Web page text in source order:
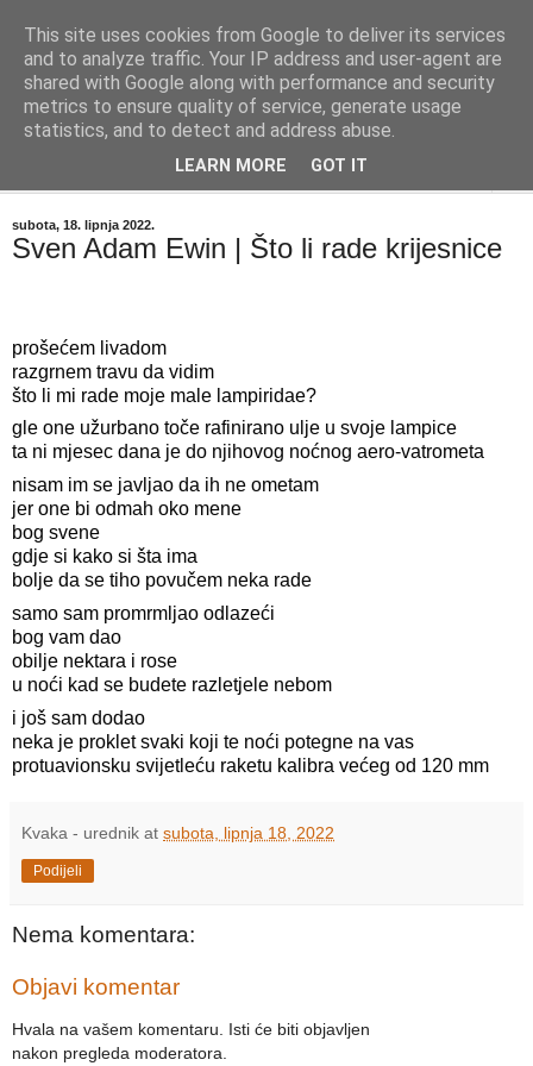
"Kvaka"
Časopis za književnost ISSN 2459-5632
subota, 18. lipnja 2022.
Sven Adam Ewin | Što li rade krijesnice
prošećem livadom
razgrnem travu da vidim
što li mi rade moje male lampiridae?
gle one užurbano toče rafinirano ulje u svoje lampice
ta ni mjesec dana je do njihovog noćnog aero-vatrometa
nisam im se javljao da ih ne ometam
jer one bi odmah oko mene
bog svene
gdje si kako si šta ima
bolje da se tiho povučem neka rade
samo sam promrmljao odlazeći
bog vam dao
obilje nektara i rose
u noći kad se budete razletjele nebom
i još sam dodao
neka je proklet svaki koji te noći potegne na vas
protuavionsku svijetleću raketu kalibra većeg od 120 mm
Kvaka - urednik at subota, lipnja 18, 2022
Podijeli
Nema komentara:
Objavi komentar
Hvala na vašem komentaru. Isti će biti objavljen
nakon pregleda moderatora.
This site uses cookies from Google to deliver its services
and to analyze traffic. Your IP address and user-agent are
shared with Google along with performance and security
metrics to ensure quality of service, generate usage
statistics, and to detect and address abuse.
LEARN MORE GOT IT